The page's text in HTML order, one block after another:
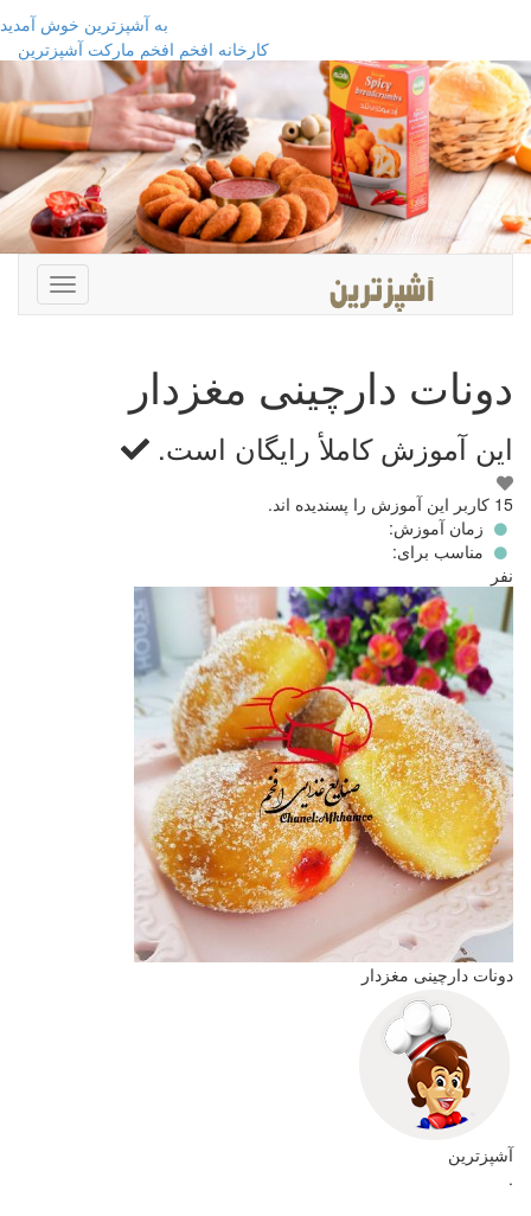
به آشپزترین خوش آمدید
کارخانه افخم افخم مارکت آشپزترین
Toggle
دونات دارچینی مغزدار
این آموزش کاملأ رایگان است.
این
آموزش
رادوست
دارم!
15 کاربر این آموزش را پسندیده اند.
زمان آموزش:
مناسب برای:
نفر
دونات دارچینی مغزدار
آشپزترین
.